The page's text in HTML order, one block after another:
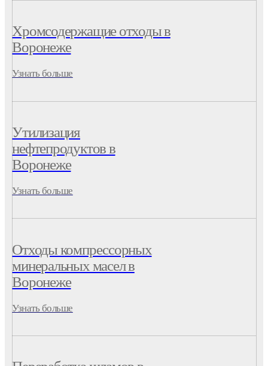
Хромсодержащие отходы в
Воронеже
Узнать больше
Утилизация
нефтепродуктов в
Воронеже
Узнать больше
Отходы компрессорных
минеральных масел в
Воронеже
Узнать больше